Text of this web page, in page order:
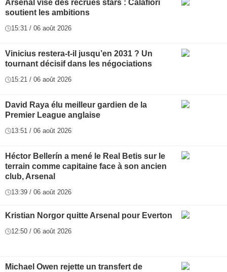
Arsenal vise des recrues stars : Calafiori
soutient les ambitions
15:31 / 06 août 2026
Vinicius restera-t-il jusqu’en 2031 ? Un
tournant décisif dans les négociations
15:21 / 06 août 2026
David Raya élu meilleur gardien de la
Premier League anglaise
13:51 / 06 août 2026
Héctor Bellerín a mené le Real Betis sur le
terrain comme capitaine face à son ancien
club, Arsenal
13:39 / 06 août 2026
Kristian Norgor quitte Arsenal pour Everton
12:50 / 06 août 2026
Michael Owen rejette un transfert de